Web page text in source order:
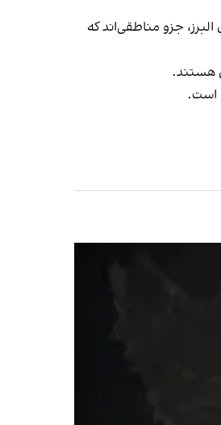
جزو مناطقی‌اند که